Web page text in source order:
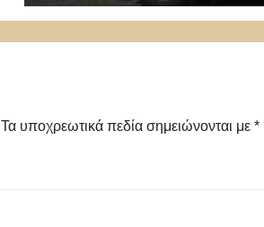
Τα υποχρεωτικά πεδία σημειώνονται με *